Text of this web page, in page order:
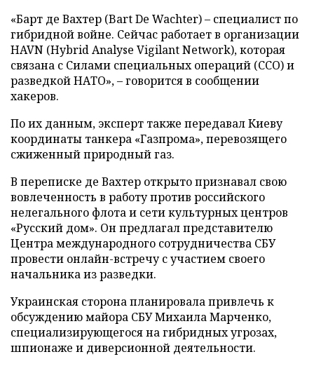
«Барт де Вахтер (Bart De Wachter) – специалист по
гибридной войне. Сейчас работает в организации
HAVN (Hybrid Analyse Vigilant Network), которая
связана с Силами специальных операций (ССО) и
разведкой НАТО», – говорится в сообщении
хакеров.
По их данным, эксперт также передавал Киеву
координаты танкера «Газпрома», перевозящего
сжиженный природный газ.
В переписке де Вахтер открыто признавал свою
вовлеченность в работу против российского
нелегального флота и сети культурных центров
«Русский дом». Он предлагал представителю
Центра международного сотрудничества СБУ
провести онлайн-встречу с участием своего
начальника из разведки.
Украинская сторона планировала привлечь к
обсуждению майора СБУ Михаила Марченко,
специализирующегося на гибридных угрозах,
шпионаже и диверсионной деятельности.